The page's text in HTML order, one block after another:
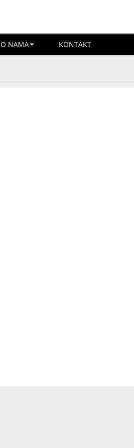
O NAMA KONTAKT